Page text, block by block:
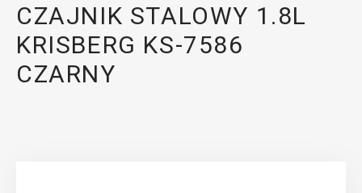
CZAJNIK STALOWY 1.8L
KRISBERG KS-7586
CZARNY